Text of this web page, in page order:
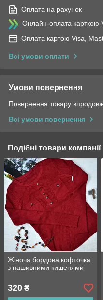
Оплата на рахунок
Онлайн-оплата карткою
Оплата картою Visa,
Всі умови оплати
Умови повернення
Повернення товару
Всі умови повернення
Подібні товари компанії
Жіноча бордова кофточка
з нашивними кишенями
320 ₴